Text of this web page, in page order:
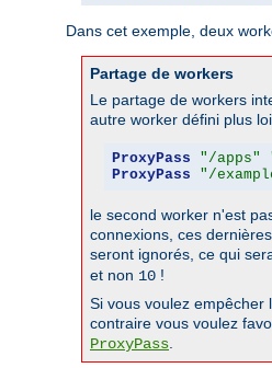
Dans cet exemple, deux
Partage de workers
Le partage de workers
autre worker défini plus
ProxyPass "/apps"
ProxyPass
"/
le second worker n'est
connexions, ces
seront ignorés, ce qui
et non 10 !
Si vous voulez empêcher
contraire vous voulez
ProxyPass